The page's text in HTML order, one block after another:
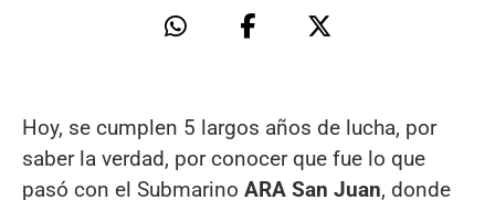
Hoy, se cumplen 5 largos años de lucha, por
saber la verdad, por conocer que fue lo que
pasó con el Submarino ARA San Juan, donde